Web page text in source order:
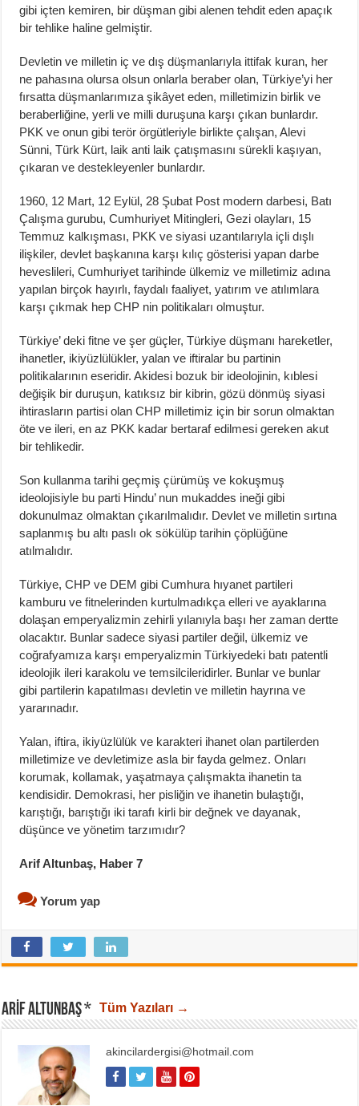
gibi içten kemiren, bir düşman gibi alenen tehdit eden apaçık
bir tehlike haline gelmiştir.
Devletin ve milletin iç ve dış düşmanlarıyla ittifak kuran, her
ne pahasına olursa olsun onlarla beraber olan, Türkiye’yi her
fırsatta düşmanlarımıza şikâyet eden, milletimizin birlik ve
beraberliğine, yerli ve milli duruşuna karşı çıkan bunlardır.
PKK ve onun gibi terör örgütleriyle birlikte çalışan, Alevi
Sünni, Türk Kürt, laik anti laik çatışmasını sürekli kaşıyan,
çıkaran ve destekleyenler bunlardır.
1960, 12 Mart, 12 Eylül, 28 Şubat Post modern darbesi, Batı
Çalışma gurubu, Cumhuriyet Mitingleri, Gezi olayları, 15
Temmuz kalkışması, PKK ve siyasi uzantılarıyla içli dışlı
ilişkiler, devlet başkanına karşı kılıç gösterisi yapan darbe
heveslileri, Cumhuriyet tarihinde ülkemiz ve milletimiz adına
yapılan birçok hayırlı, faydalı faaliyet, yatırım ve atılımlara
karşı çıkmak hep CHP nin politikaları olmuştur.
Türkiye’ deki fitne ve şer güçler, Türkiye düşmanı hareketler,
ihanetler, ikiyüzlülükler, yalan ve iftiralar bu partinin
politikalarının eseridir. Akidesi bozuk bir ideolojinin, kıblesi
değişik bir duruşun, katıksız bir kibrin, gözü dönmüş siyasi
ihtirasların partisi olan CHP milletimiz için bir sorun olmaktan
öte ve ileri, en az PKK kadar bertaraf edilmesi gereken akut
bir tehlikedir.
Son kullanma tarihi geçmiş çürümüş ve kokuşmuş
ideolojisiyle bu parti Hindu’ nun mukaddes ineği gibi
dokunulmaz olmaktan çıkarılmalıdır. Devlet ve milletin sırtına
saplanmış bu altı paslı ok sökülüp tarihin çöplüğüne
atılmalıdır.
Türkiye, CHP ve DEM gibi Cumhura hıyanet partileri
kamburu ve fitnelerinden kurtulmadıkça elleri ve ayaklarına
dolaşan emperyalizmin zehirli yılanıyla başı her zaman dertte
olacaktır. Bunlar sadece siyasi partiler değil, ülkemiz ve
coğrafyamıza karşı emperyalizmin Türkiyedeki batı patentli
ideolojik ileri karakolu ve temsilcileridirler. Bunlar ve bunlar
gibi partilerin kapatılması devletin ve milletin hayrına ve
yararınadır.
Yalan, iftira, ikiyüzlülük ve karakteri ihanet olan partilerden
milletimize ve devletimize asla bir fayda gelmez. Onları
korumak, kollamak, yaşatmaya çalışmakta ihanetin ta
kendisidir. Demokrasi, her pisliğin ve ihanetin bulaştığı,
karıştığı, barıştığı iki tarafı kirli bir değnek ve dayanak,
düşünce ve yönetim tarzımıdır?
Arif Altunbaş, Haber 7
Yorum yap
ARIF ALTUNBAŞ * Tüm Yazıları →
akincilardergisi@hotmail.com